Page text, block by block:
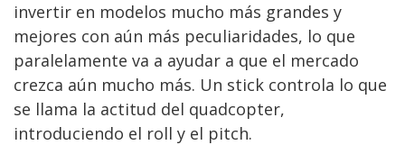
invertir en modelos mucho más grandes y
mejores con aún más peculiaridades, lo que
paralelamente va a ayudar a que el mercado
crezca aún mucho más. Un stick controla lo que
se llama la actitud del quadcopter,
introduciendo el roll y el pitch.